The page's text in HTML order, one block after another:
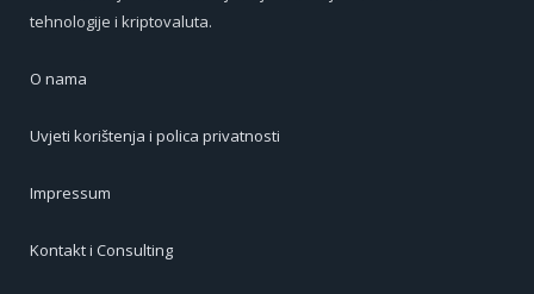
tehnologije i kriptovaluta.
O nama
Uvjeti korištenja i polica privatnosti
Impressum
Kontakt i Consulting